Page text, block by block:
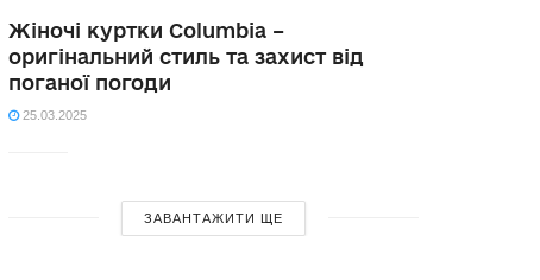
Жіночі куртки Columbia –
оригінальний стиль та захист від
поганої погоди
25.03.2025
ЗАВАНТАЖИТИ ЩЕ